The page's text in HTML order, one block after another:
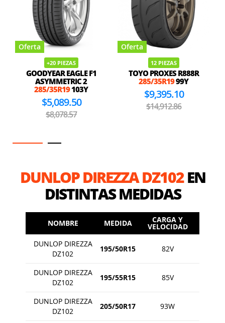
Oferta
+20 PIEZAS
GOODYEAR EAGLE F1
ASYMMETRIC 2
285/35R19103Y
$5,089.50
$8,078.57
Oferta
12 PIEZAS
TOYO PROXES R888R
285/35R1999Y
$9,395.10
$14,912.86
DUNLOP DIREZZA DZ102EN
DISTINTAS MEDIDAS
NOMBRE MEDIDA CARGA Y
VELOCIDAD
DUNLOP DIREZZA
DZ102
195/50R15 82V
DUNLOP DIREZZA
DZ102
195/55R15 85V
DUNLOP DIREZZA
DZ102
205/50R17 93W